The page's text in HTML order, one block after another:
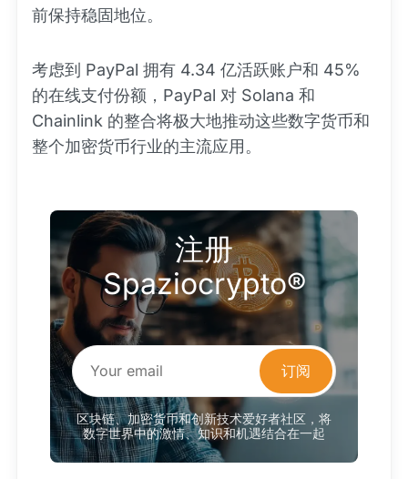
前保持稳固地位。
考虑到 PayPal 拥有 4.34 亿活跃账户和 45%
的在线支付份额，PayPal 对 Solana 和
Chainlink 的整合将极大地推动这些数字货币和
整个加密货币行业的主流应用。
注册
Spaziocrypto®
订阅
区块链、加密货币和创新技术爱好者社区，将
数字世界中的激情、知识和机遇结合在一起